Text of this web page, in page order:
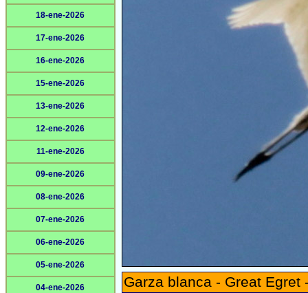
18-ene-2026
17-ene-2026
16-ene-2026
15-ene-2026
13-ene-2026
12-ene-2026
11-ene-2026
09-ene-2026
08-ene-2026
07-ene-2026
06-ene-2026
05-ene-2026
04-ene-2026 Garza blanca - Great Egret